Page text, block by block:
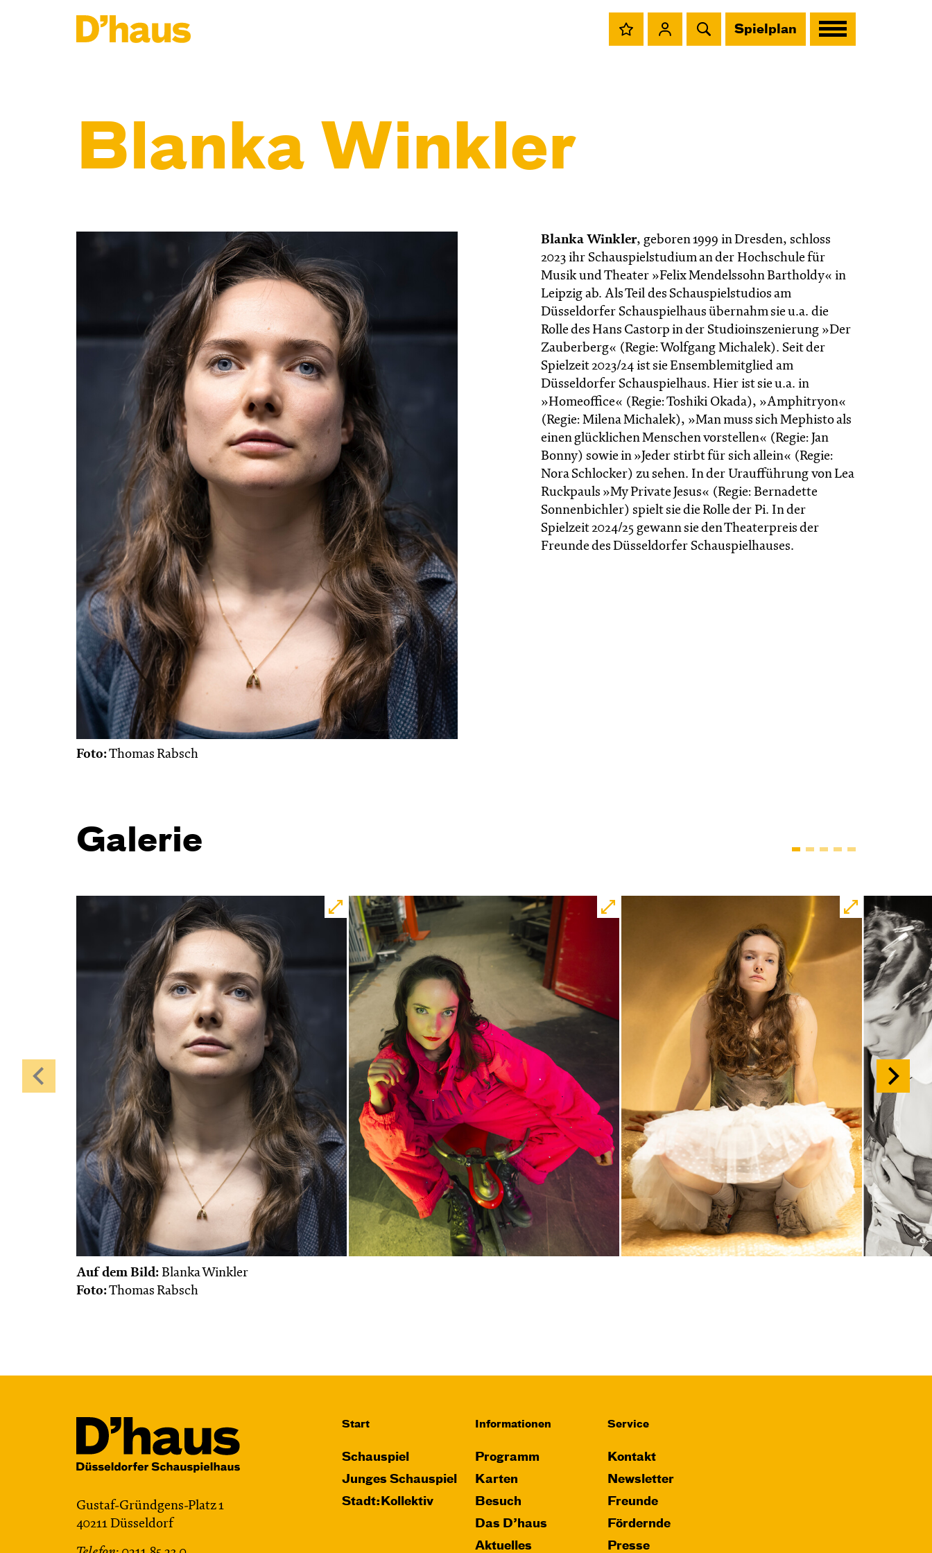
Spielplan
Blanka Winkler
Foto:Thomas Rabsch
Blanka Winkler, geboren 1999 in Dresden, schloss
2023 ihr Schauspielstudium an der Hochschule für
Musik und Theater »Felix Mendelssohn Bartholdy« in
Leipzig ab. Als Teil des Schauspielstudios am
Düsseldorfer Schauspielhaus übernahm sie u.a. die
Rolle des Hans Castorp in der Studioinszenierung »Der
Zauberberg« (Regie: Wolfgang Michalek). Seit der
Spielzeit 2023/24 ist sie Ensemblemitglied am
Düsseldorfer Schauspielhaus. Hier ist sie u.a. in
»Homeoffice« (Regie: Toshiki Okada), »Amphitryon«
(Regie: Milena Michalek), »Man muss sich Mephisto als
einen glück­lichen Menschen vorstellen« (Regie: Jan
Bonny) sowie in »Jeder stirbt für sich allein« (Regie:
Nora Schlocker) zu sehen. In der Uraufführung von Lea
Ruckpauls »My Private Jesus« (Regie: Bernadette
Sonnenbichler) spielt sie die Rolle der Pi. In der
Spielzeit 2024/25 gewann sie den Theater­preis der
Freunde des Düssel­dorfer Schau­spiel­hauses.
Galerie
Auf dem Bild: Blanka Winkler
Foto:Thomas Rabsch
Gustaf-Gründgens-Platz 1
40211 Düsseldorf
Start
Schauspiel
Junges Schauspiel
Stadt:Kollektiv
Informationen
Programm
Karten
Besuch
Das D’haus
Aktuelles
Service
Kontakt
Newsletter
Freunde
Fördernde
Presse